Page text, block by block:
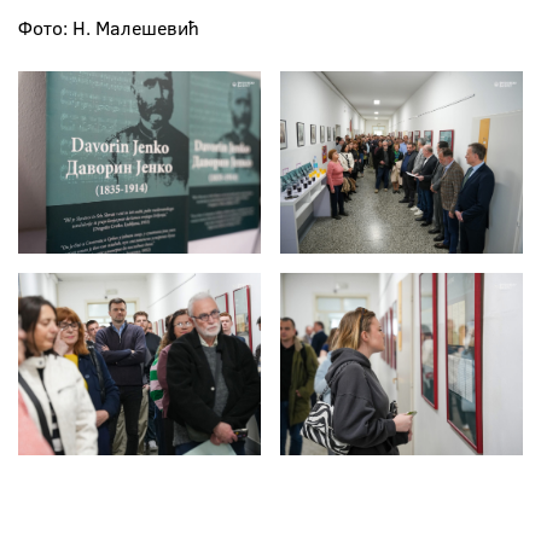
Фото: Н. Малешевић